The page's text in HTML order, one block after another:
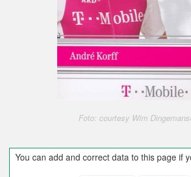
Foto: courtesy Wim
You can add and correct data to this page if